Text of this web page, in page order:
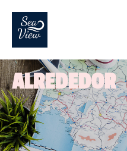
ALREDEDOR